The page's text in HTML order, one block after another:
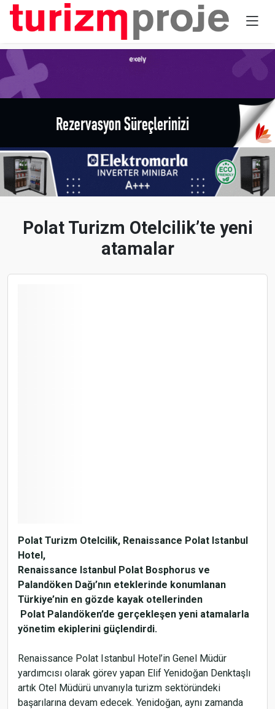
Polat Turizm Otelcilik’te yeni
atamalar
Polat Turizm Otelcilik, Renaissance Polat Istanbul
Hotel,
Renaissance Istanbul Polat Bosphorus ve
Palandöken Dağı’nın eteklerinde konumlanan
Türkiye’nin en gözde kayak otellerinden
Polat Palandöken’de gerçekleşen yeni atamalarla
yönetim ekiplerini güçlendirdi.
Renaissance Polat Istanbul Hotel’in Genel Müdür
yardımcısı olarak görev yapan Elif Yenidoğan Denktaşlı
artık Otel Müdürü unvanıyla turizm sektöründeki
başarılarına devam edecek. Yenidoğan, aynı zamanda